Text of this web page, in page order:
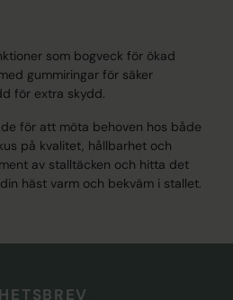
som bogveck för ökad
gummiringar för säker
för extra skydd.
för att möta behoven hos både
på kvalitet, hållbarhet och
av stalltäcken och hitta det
häst varm och bekväm i stallet.